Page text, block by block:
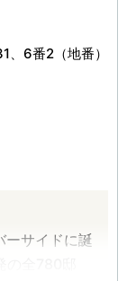
、6番2（地番）
サイドに誕
全780邸